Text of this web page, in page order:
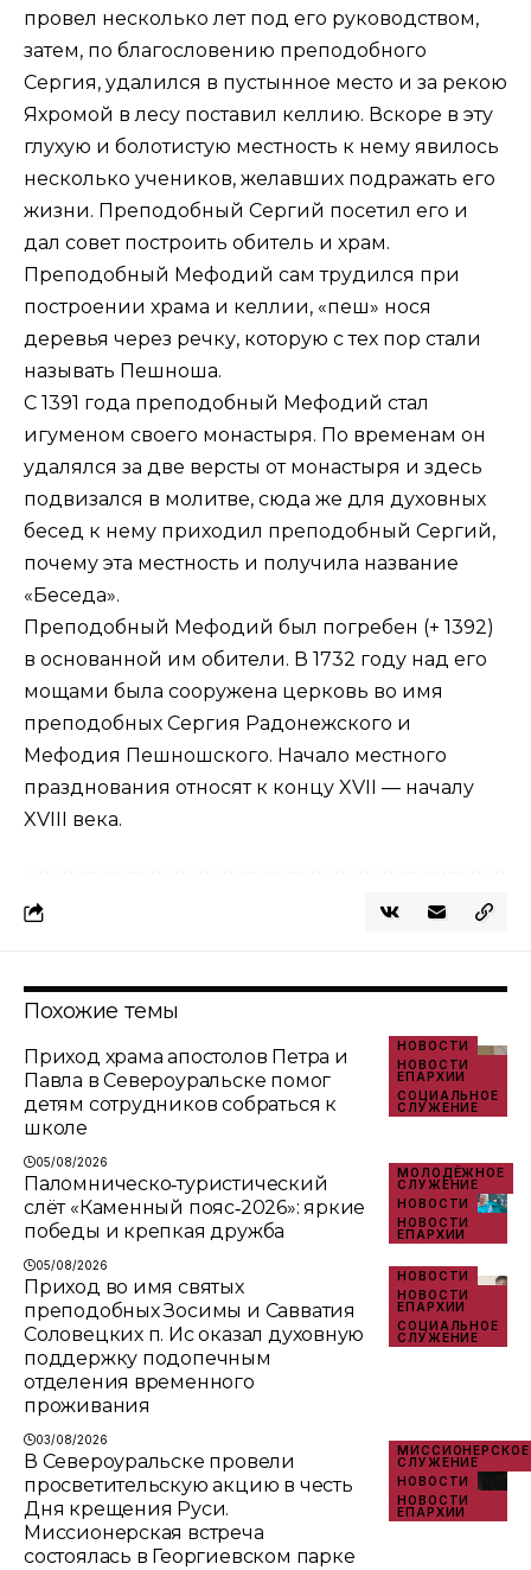
провел несколько лет под его руководством,
затем, по благословению преподобного
Сергия, удалился в пустынное место и за рекою
Яхромой в лесу поставил келлию. Вскоре в эту
глухую и болотистую местность к нему явилось
несколько учеников, желавших подражать его
жизни. Преподобный Сергий посетил его и
дал совет построить обитель и храм.
Преподобный Мефодий сам трудился при
построении храма и келлии, «пеш» нося
деревья через речку, которую с тех пор стали
называть Пешноша.
С 1391 года преподобный Мефодий стал
игуменом своего монастыря. По временам он
удалялся за две версты от монастыря и здесь
подвизался в молитве, сюда же для духовных
бесед к нему приходил преподобный Сергий,
почему эта местность и получила название
«Беседа».
Преподобный Мефодий был погребен (+ 1392)
в основанной им обители. В 1732 году над его
мощами была сооружена церковь во имя
преподобных Сергия Радонежского и
Мефодия Пешношского. Начало местного
празднования относят к концу XVII — началу
XVIII века.
Похожие темы
НОВОСТИ
НОВОСТИ
ЕПАРХИИ
СОЦИАЛЬНОЕ
СЛУЖЕНИЕ
Приход храма апостолов Петра и
Павла в Североуральске помог
детям сотрудников собраться к
школе
05/08/2026
МОЛОДЁЖНОЕ
СЛУЖЕНИЕ
НОВОСТИ
НОВОСТИ
ЕПАРХИИ
Паломническо‑туристический
слёт «Каменный пояс‑2026»: яркие
победы и крепкая дружба
05/08/2026
НОВОСТИ
НОВОСТИ
ЕПАРХИИ
СОЦИАЛЬНОЕ
СЛУЖЕНИЕ
Приход во имя святых
преподобных Зосимы и Савватия
Соловецких п. Ис оказал духовную
поддержку подопечным
отделения временного
проживания
03/08/2026
МИССИОНЕРСКОЕ
СЛУЖЕНИЕ
НОВОСТИ
НОВОСТИ
ЕПАРХИИ
В Североуральске провели
просветительскую акцию в честь
Дня крещения Руси.
Миссионерская встреча
состоялась в Георгиевском парке